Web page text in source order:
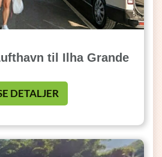
til Ilha Grande
DETALJER